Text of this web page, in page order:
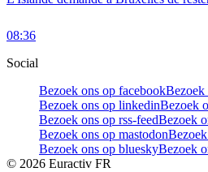
08:36
Social
Bezoek ons op facebookBezoek
Bezoek ons op linkedinBezoek
Bezoek ons op rss-feedBezoek
Bezoek ons op mastodon
Bezoek ons op blueskyBezoek
© 2026 Euractiv FR